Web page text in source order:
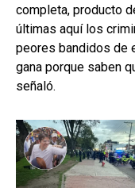
completa, producto
últimas aquí los
peores bandidos de
gana porque saben
señaló.